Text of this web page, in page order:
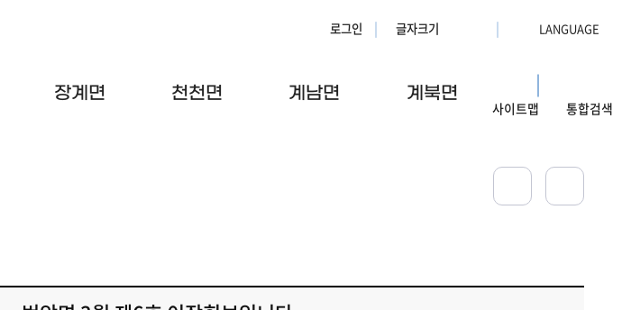
로그인 글자크기
장계면 천천면 계남면 계북면
사이트맵 통합검색